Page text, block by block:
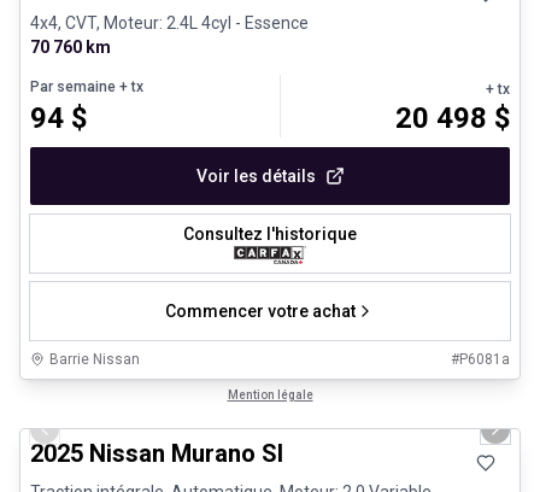
4x4, CVT, Moteur: 2.4L 4cyl - Essence
70 760 km
Par semaine + tx
94 $
+ tx
20 498 $
Voir les détails
Consultez l'historique
Commencer votre achat
Barrie Nissan #P6081a
Mention légale
Previous slide Next
2025 Nissan Murano Sl